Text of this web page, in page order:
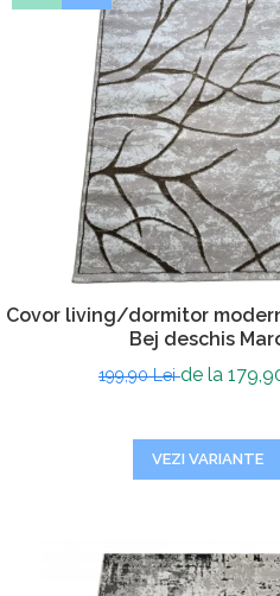
Covor living/dormitor
Bej deschis
199,90 Leide la
VEZI VARIANTE